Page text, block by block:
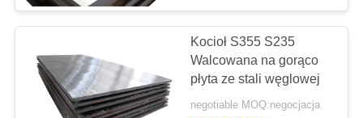
39
Kocioł S355 S235
Walcowana na gorąco
płyta ze stali węglowej
negotiable MOQ:negocjacja